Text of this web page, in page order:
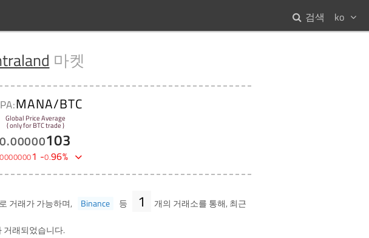
ko
검색
마켓
MANA/BTC
Global Price Average
( only for BTC trade )
0.00000103
00000001 -0.96%
거래가 가능하며, Binance 등 1 개의 거래소를 통해, 최근
거래되었습니다.